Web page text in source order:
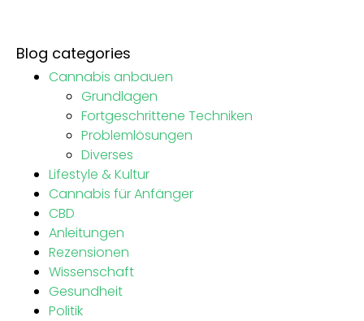
Blog categories
Cannabis anbauen
Grundlagen
Fortgeschrittene Techniken
Problemlösungen
Diverses
Lifestyle & Kultur
Cannabis für Anfänger
CBD
Anleitungen
Rezensionen
Wissenschaft
Gesundheit
Politik